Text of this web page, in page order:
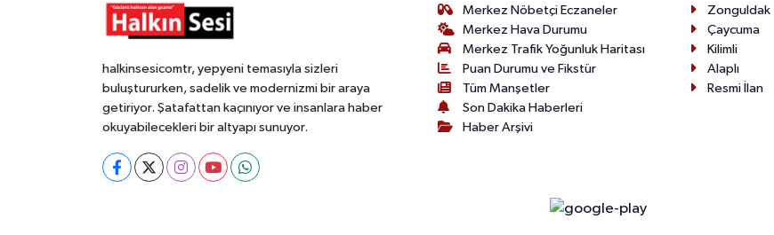
halkinsesicomtr, yepyeni temasıyla sizleri
buluştururken, sadelik ve modernizmi bir araya
getiriyor. Şatafattan kaçınıyor ve insanlara haber
okuyabilecekleri bir altyapı sunuyor.
Merkez Nöbetçi Eczaneler
Merkez Hava Durumu
Merkez Trafik Yoğunluk Haritası
Puan Durumu ve Fikstür
Tüm Manşetler
Son Dakika Haberleri
Haber Arşivi
Zonguldak
Çaycuma
Kilimli
Alaplı
Resmi İlan